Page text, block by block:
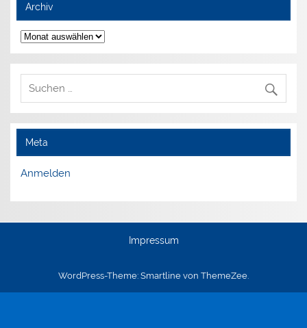
Archiv
Archiv
Meta
Anmelden
Impressum
WordPress-Theme: Smartline von ThemeZee.